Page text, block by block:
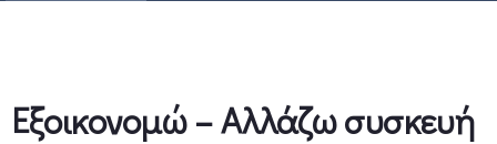
Εξοικονομώ – Αλλάζω συσκευή